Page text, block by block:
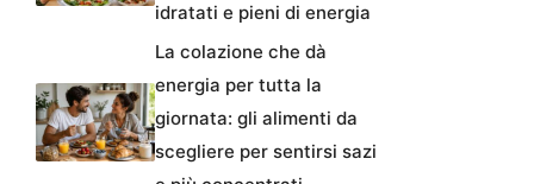
idratati e pieni di energia
La colazione che dà
energia per tutta la
giornata: gli alimenti da
scegliere per sentirsi sazi